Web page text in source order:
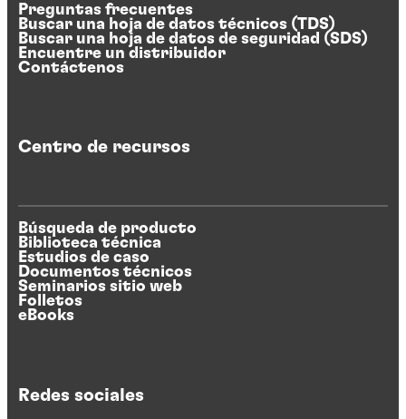
Preguntas frecuentes
Buscar una hoja de datos técnicos (TDS)
Buscar una hoja de datos de seguridad (SDS)
Encuentre un distribuidor
Contáctenos
Centro de recursos
Búsqueda de producto
Biblioteca técnica
Estudios de caso
Documentos técnicos
Seminarios sitio web
Folletos
eBooks
Redes sociales